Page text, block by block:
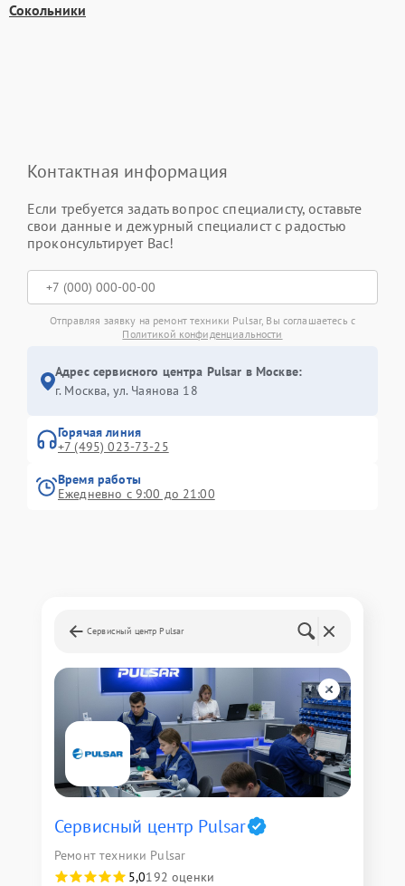
Сокольники
Контактная информация
Если требуется задать вопрос специалисту, оставьте
свои данные и дежурный специалист с радостью
проконсультирует Вас!
Отправляя заявку на ремонт техники Pulsar, Вы соглашаетесь с
Политикой конфиденциальности
Адрес сервисного центра Pulsar в Москве:
г. Москва, ул. Чаянова 18
Горячая линия
+7 (495) 023-73-25
Время работы
Ежедневно с 9:00 до 21:00
Сервисный центр Pulsar
Сервисный центр Pulsar
Ремонт техники Pulsar
5,0192 оценки